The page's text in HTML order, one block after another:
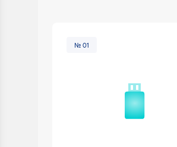
№ 01